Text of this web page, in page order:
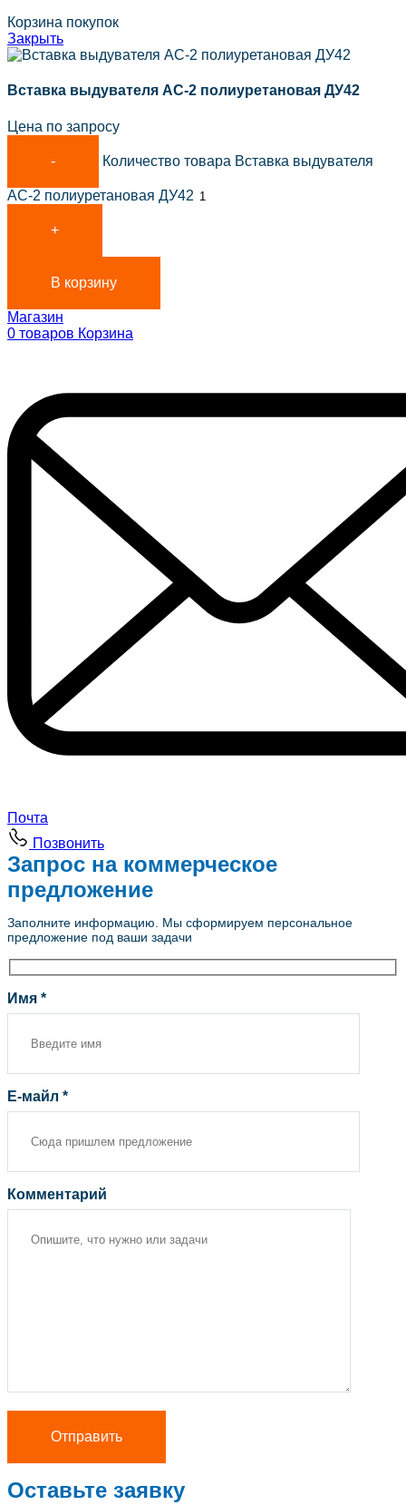
Корзина покупок
Закрыть
Вставка выдувателя АС-2 полиуретановая ДУ42
Цена по запросу
Количество товара Вставка выдувателя
АС-2 полиуретановая ДУ42
В корзину
Магазин
0 товаров Корзина
Почта
Позвонить
Запрос на коммерческое
предложение
Заполните информацию. Мы сформируем персональное
предложение под ваши задачи
Имя *
Е-майл *
Комментарий
Оставьте заявку